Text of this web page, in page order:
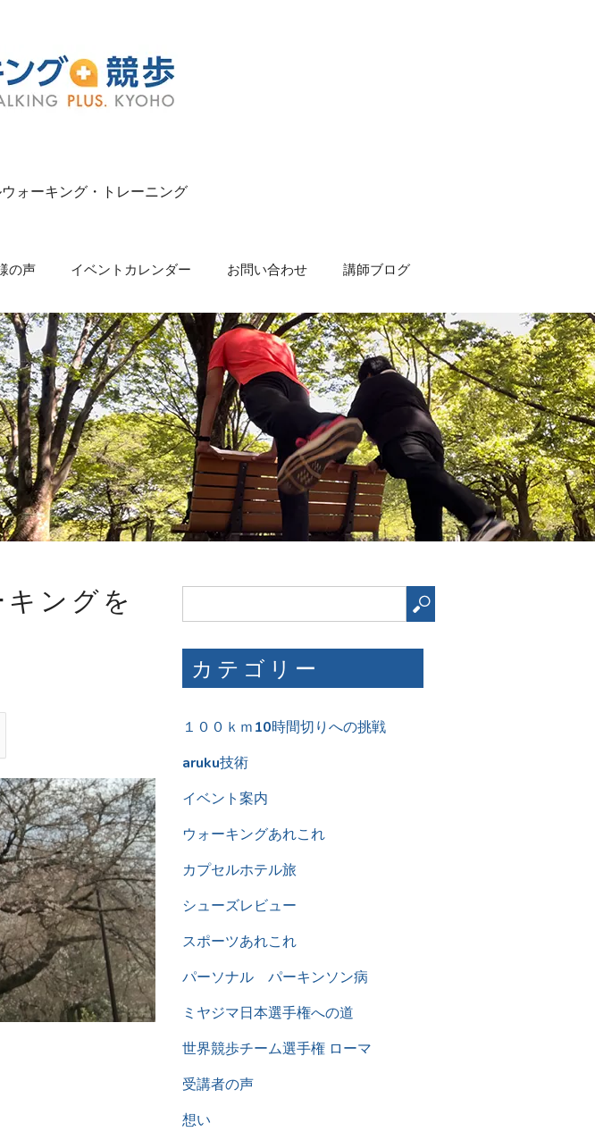
ォーキング・トレーニング
の声 イベントカレンダー お問い合わせ 講師ブログ
ングを
カテゴリー
１００ｋｍ10時間切りへの挑戦
aruku技術
イベント案内
ウォーキングあれこれ
カプセルホテル旅
シューズレビュー
スポーツあれこれ
パーソナル パーキンソン病
ミヤジマ日本選手権への道
世界競歩チーム選手権 ローマ
受講者の声
想い